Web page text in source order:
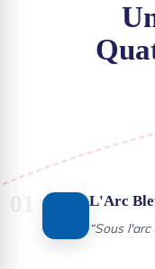
L'Arc
“Sous l'arc